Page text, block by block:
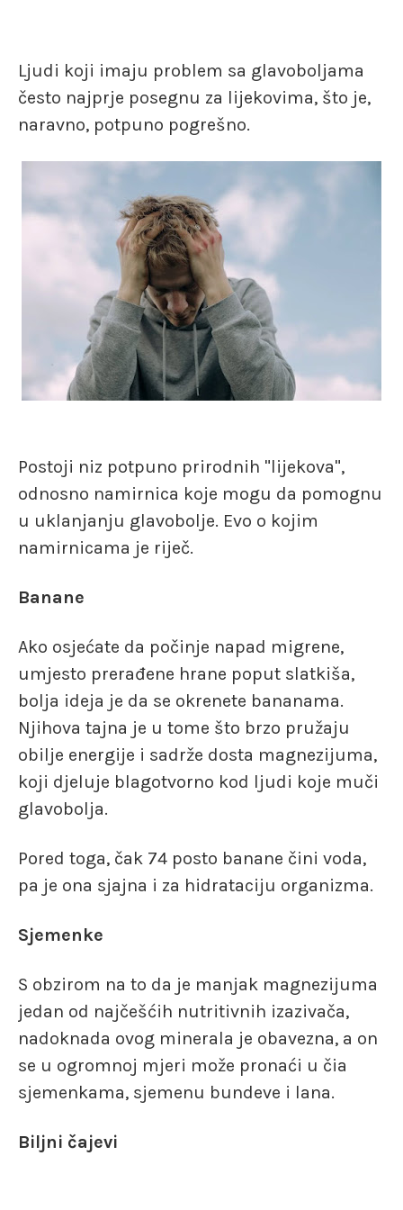
Ljudi koji imaju problem sa glavoboljama
često najprje posegnu za lijekovima, što je,
naravno, potpuno pogrešno.
Postoji niz potpuno prirodnih "lijekova",
odnosno namirnica koje mogu da pomognu
u uklanjanju glavobolje. Evo o kojim
namirnicama je riječ.
Banane
Ako osjećate da počinje napad migrene,
umjesto prerađene hrane poput slatkiša,
bolja ideja je da se okrenete bananama.
Njihova tajna je u tome što brzo pružaju
obilje energije i sadrže dosta magnezijuma,
koji djeluje blagotvorno kod ljudi koje muči
glavobolja.
Pored toga, čak 74 posto banane čini voda,
pa je ona sjajna i za hidrataciju organizma.
Sjemenke
S obzirom na to da je manjak magnezijuma
jedan od najčešćih nutritivnih izazivača,
nadoknada ovog minerala je obavezna, a on
se u ogromnoj mjeri može pronaći u čia
sjemenkama, sjemenu bundeve i lana.
Biljni čajevi